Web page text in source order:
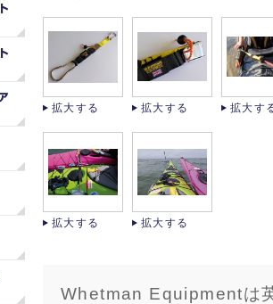
拡大する 拡大する 拡大す
拡大する 拡大する
Whetman Equipmentは